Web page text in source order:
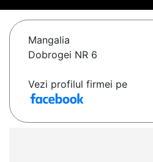
Mangalia
Dobrogei NR 6
Vezi profilul firmei pe